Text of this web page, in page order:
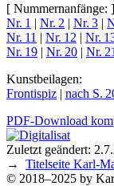
[ Nummernanfänge: ]
Nr. 1 | Nr. 2 | Nr. 3 |
Nr. 11 | Nr. 12 | Nr.
Nr. 19 | Nr. 20 | Nr. 21
Kunstbeilagen:
Frontispiz | nach S.
PDF-Download
Zuletzt geändert:
→ Titelseite Karl-
© 2018–2025 by